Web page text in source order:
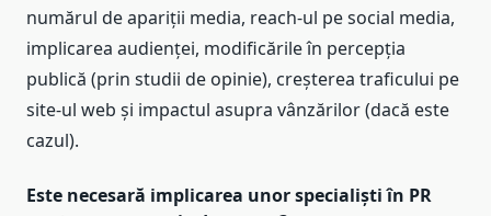
numărul de apariții media, reach-ul pe social media,
implicarea audienței, modificările în percepția
publică (prin studii de opinie), creșterea traficului pe
site-ul web și impactul asupra vânzărilor (dacă este
cazul).
Este necesară implicarea unor specialiști în PR